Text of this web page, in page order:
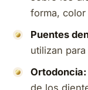
forma, color
Puentes
utilizan
Ortodoncia:
de los